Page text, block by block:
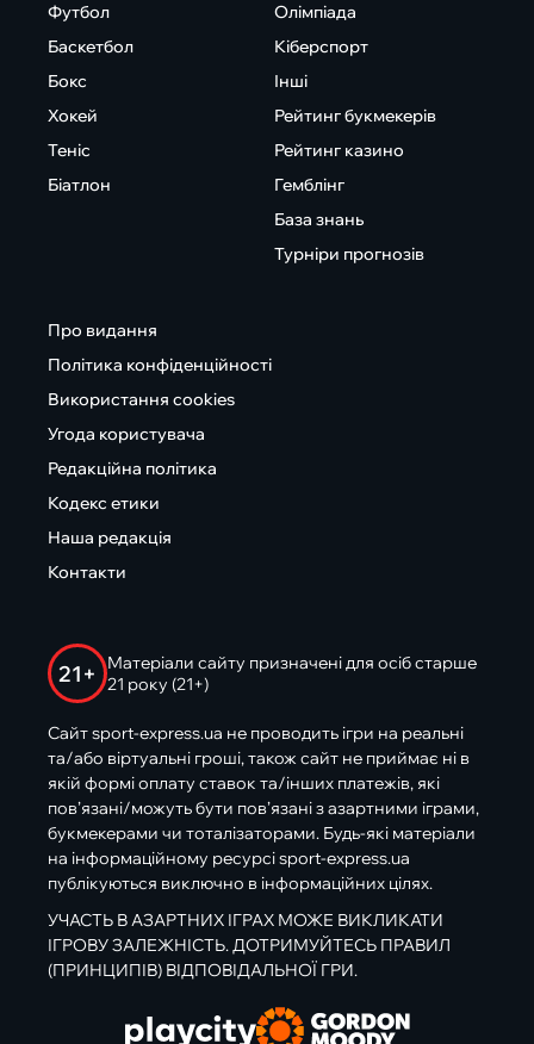
Футбол
Баскетбол
Бокс
Хокей
Теніс
Біатлон
Олімпіада
Кіберспорт
Інші
Рейтинг букмекерів
Рейтинг казино
Гемблінг
База знань
Турніри прогнозів
Про видання
Політика конфіденційності
Використання cookies
Угода користувача
Редакційна політика
Кодекс етики
Наша редакція
Контакти
21+
Матеріали сайту призначені для осіб старше
21 року (21+)
Сайт sport-express.ua не проводить ігри на реальні
та/або віртуальні гроші, також сайт не приймає ні в
якій формі оплату ставок та/інших платежів, які
пов’язані/можуть бути пов’язані з азартними іграми,
букмекерами чи тоталізаторами. Будь-які матеріали
на інформаційному ресурсі sport-express.ua
публікуються виключно в інформаційних цілях.
УЧАСТЬ В АЗАРТНИХ ІГРАХ МОЖЕ ВИКЛИКАТИ
ІГРОВУ ЗАЛЕЖНІСТЬ. ДОТРИМУЙТЕСЬ ПРАВИЛ
(ПРИНЦИПІВ) ВІДПОВІДАЛЬНОЇ ГРИ.